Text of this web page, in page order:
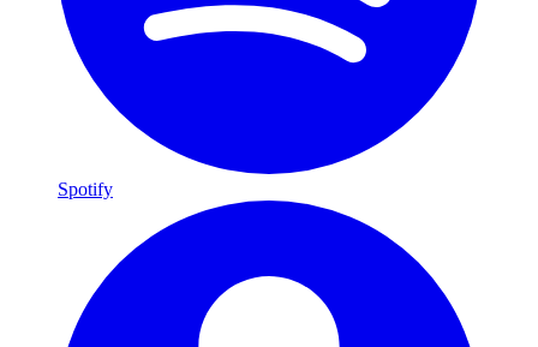
Spotify